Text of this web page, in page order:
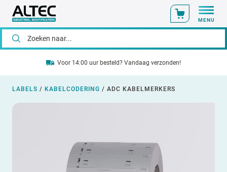
MENU
Voor 14:00 uur besteld? Vandaag verzonden!
LABELS / KABELCODERING / ADC KABELMERKERS